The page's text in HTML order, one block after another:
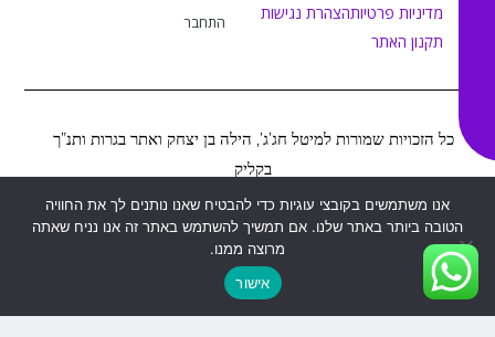
מדיניות פרטיותהצהרת נגישות
תקנון האתר
התחבר
כל הזכויות שמורות למיטל חג’ג’, הילה בן יצחק ואתר בגרות ותנ”ך
בקליק
©נבנה ע”י 2022
Web&MOR
אנו משתמשים בקובצי עוגיות כדי להבטיח שאנו נותנים לך את החוויה
הטובה ביותר באתר שלנו. אם תמשיך להשתמש באתר זה אנו נניח שאתה
מרוצה ממנו.
אישור